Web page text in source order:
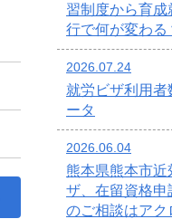
習制度から育
行で何が変わる
2026.07.24
就労ビザ利用
ータ
2026.06.04
熊本県熊本市
ザ、在留資格
のご相談はア